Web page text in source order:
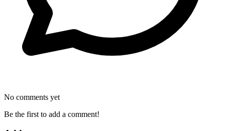
No comments yet
Be the first to add a comment!